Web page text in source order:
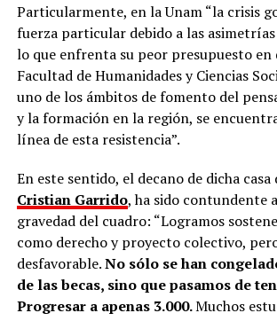
Particularmente, en la Unam “la crisis
fuerza particular debido a las
lo que enfrenta su peor presupuesto en
Facultad de Humanidades y Ciencias
uno de los ámbitos de fomento del
y la formación en la región, se
línea de esta resistencia”.
En este sentido, el decano de dicha casa
Cristian Garrido, ha sido contundente
gravedad del cuadro: “Logramos
como derecho y proyecto colectivo,
desfavorable.No sólo se han
de las becas, sino que pasamos de
Progresar a apenas 3.000.Muchos